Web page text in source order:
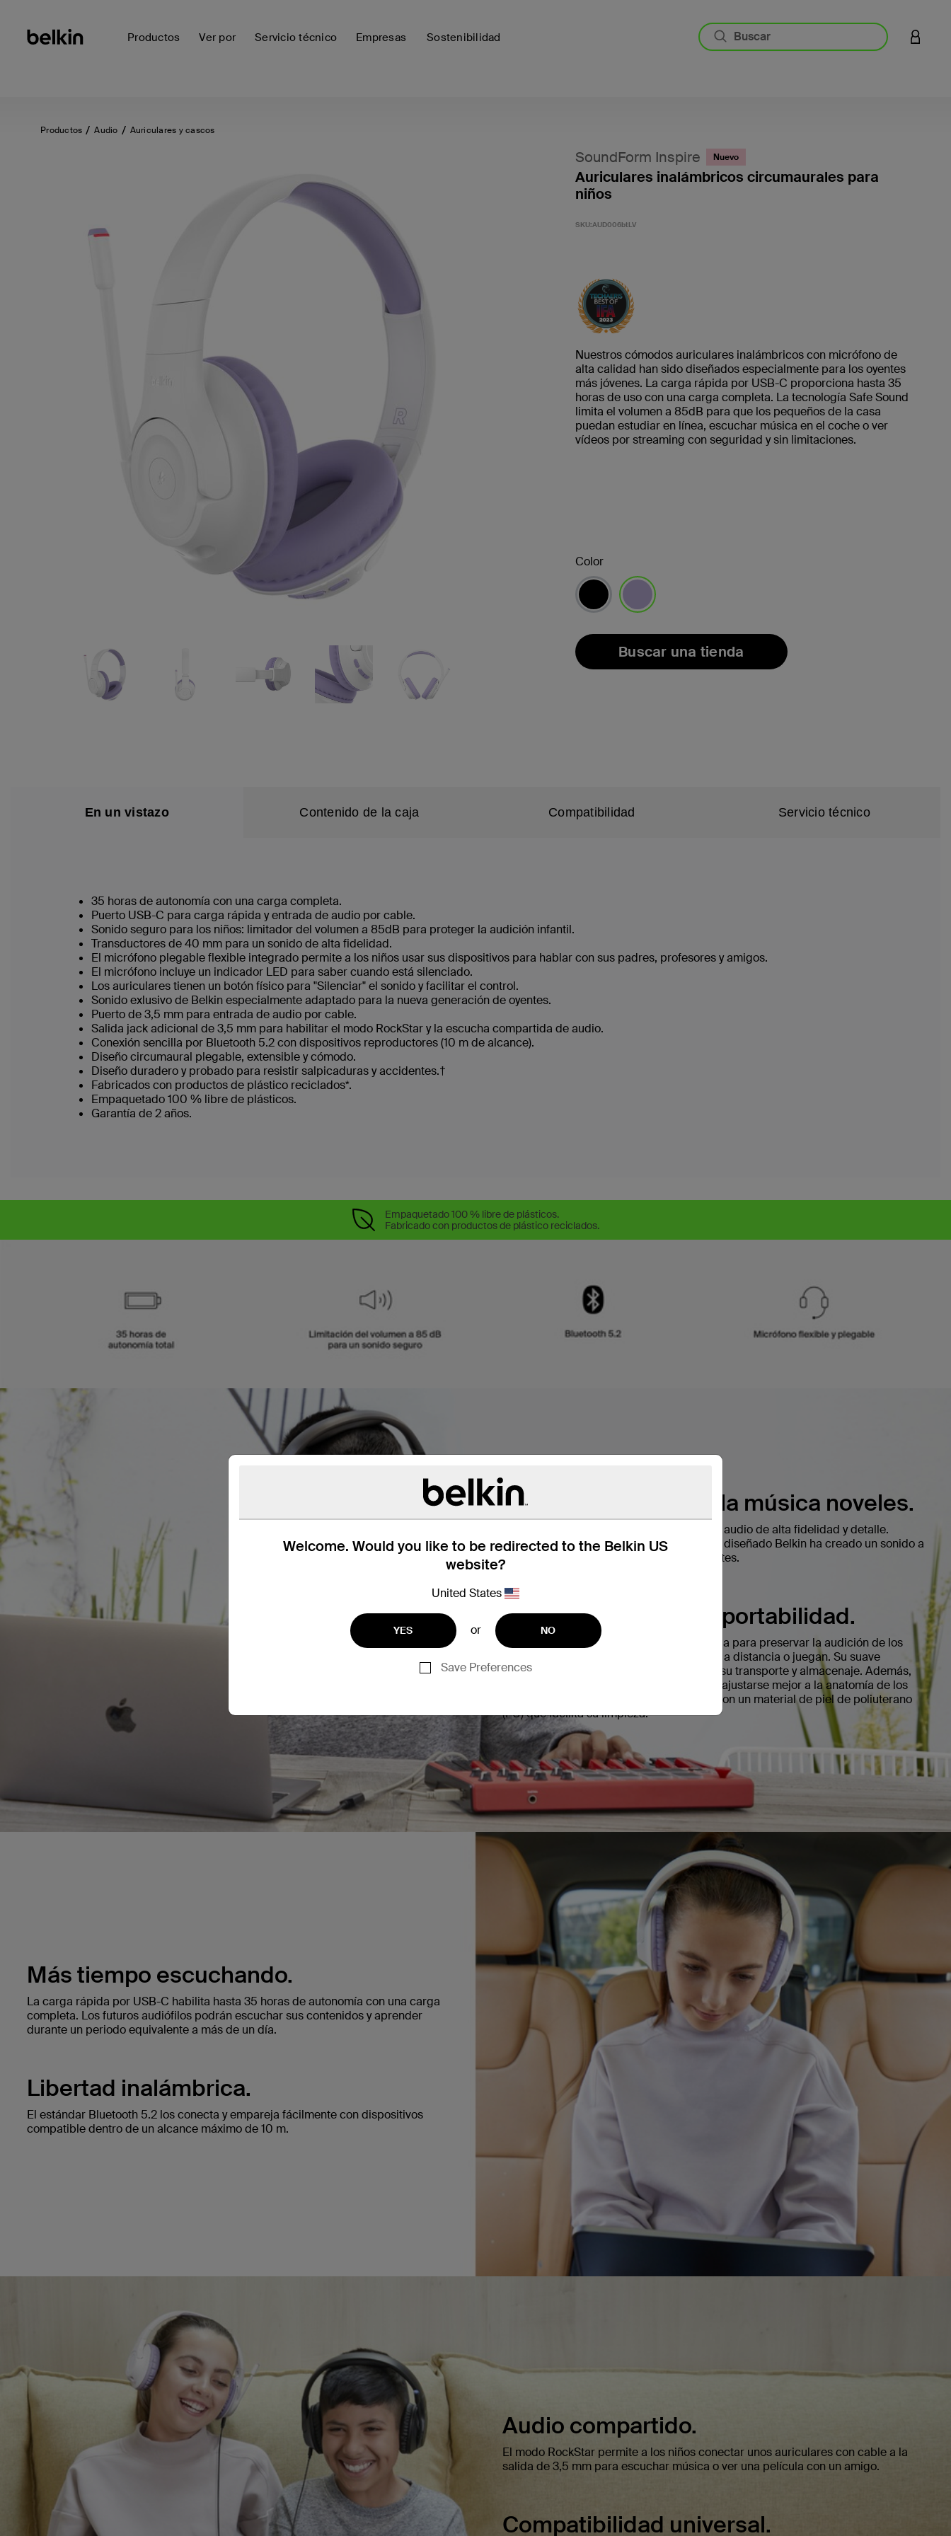
Productos Ver por Servicio técnico Empresas Sostenibilidad
Welcome. Would you like to be redirected to the Belkin US
website?
United States
YES or NO
Save Preferences
Productos Audio Auriculares y cascos
SoundForm Inspire Nuevo
Auriculares inalámbricos circumaurales para
niños
SKU:AUD006btLV
Nuestros cómodos auriculares inalámbricos con micrófono de
alta calidad han sido diseñados especialmente para los oyentes
más jóvenes. La carga rápida por USB-C proporciona hasta 35
horas de uso con una carga completa. La tecnología Safe Sound
limita el volumen a 85dB para que los pequeños de la casa
puedan estudiar en línea, escuchar música en el coche o ver
vídeos por streaming con seguridad y sin limitaciones.
Color
Buscar una tienda
En un vistazo Contenido de la caja Compatibilidad Servicio técnico
35 horas de autonomía con una carga completa.
Puerto USB-C para carga rápida y entrada de audio por cable.
Sonido seguro para los niños: limitador del volumen a 85dB para proteger la audición infantil.
Transductores de 40 mm para un sonido de alta fidelidad.
El micrófono plegable flexible integrado permite a los niños usar sus dispositivos para hablar con sus padres, profesores y amigos.
El micrófono incluye un indicador LED para saber cuando está silenciado.
Los auriculares tienen un botón físico para "Silenciar" el sonido y facilitar el control.
Sonido exlusivo de Belkin especialmente adaptado para la nueva generación de oyentes.
Puerto de 3,5 mm para entrada de audio por cable.
Salida jack adicional de 3,5 mm para habilitar el modo RockStar y la escucha compartida de audio.
Conexión sencilla por Bluetooth 5.2 con dispositivos reproductores (10 m de alcance).
Diseño circumaural plegable, extensible y cómodo.
Diseño duradero y probado para resistir salpicaduras y accidentes.†
Fabricados con productos de plástico reciclados*.
Empaquetado 100 % libre de plásticos.
Garantía de 2 años.
Empaquetado 100 % libre de plásticos.
Fabricado con productos de plástico reciclados.
Para los amantes de la música noveles.
Los transductores de 40 mm producen un audio de alta fidelidad y detalle.
Mediante un hardware concienzudamente diseñado Belkin ha creado un sonido a
la medida de la nueva generación de oyentes.
Seguridad, confort y portabilidad.
La limitación de 85 decibelios es apropiada para preservar la audición de los
niños cuando escuchan música, aprenden a distancia o juegan. Su suave
diadema ajustable se pliega para facilitar su transporte y almacenaje. Además,
presentan un tamaño más compacto para ajustarse mejor a la anatomía de los
niños. Sus almohadillas están fabricadas con un material de piel de poliuterano
(PU) que facilita su limpieza.
Más tiempo escuchando.
La carga rápida por USB-C habilita hasta 35 horas de autonomía con una carga
completa. Los futuros audiófilos podrán escuchar sus contenidos y aprender
durante un periodo equivalente a más de un día.
Libertad inalámbrica.
El estándar Bluetooth 5.2 los conecta y empareja fácilmente con dispositivos
compatible dentro de un alcance máximo de 10 m.
Audio compartido.
El modo RockStar permite a los niños conectar unos auriculares con cable a la
salida de 3,5 mm para escuchar música o ver una película con un amigo.
Compatibilidad universal.